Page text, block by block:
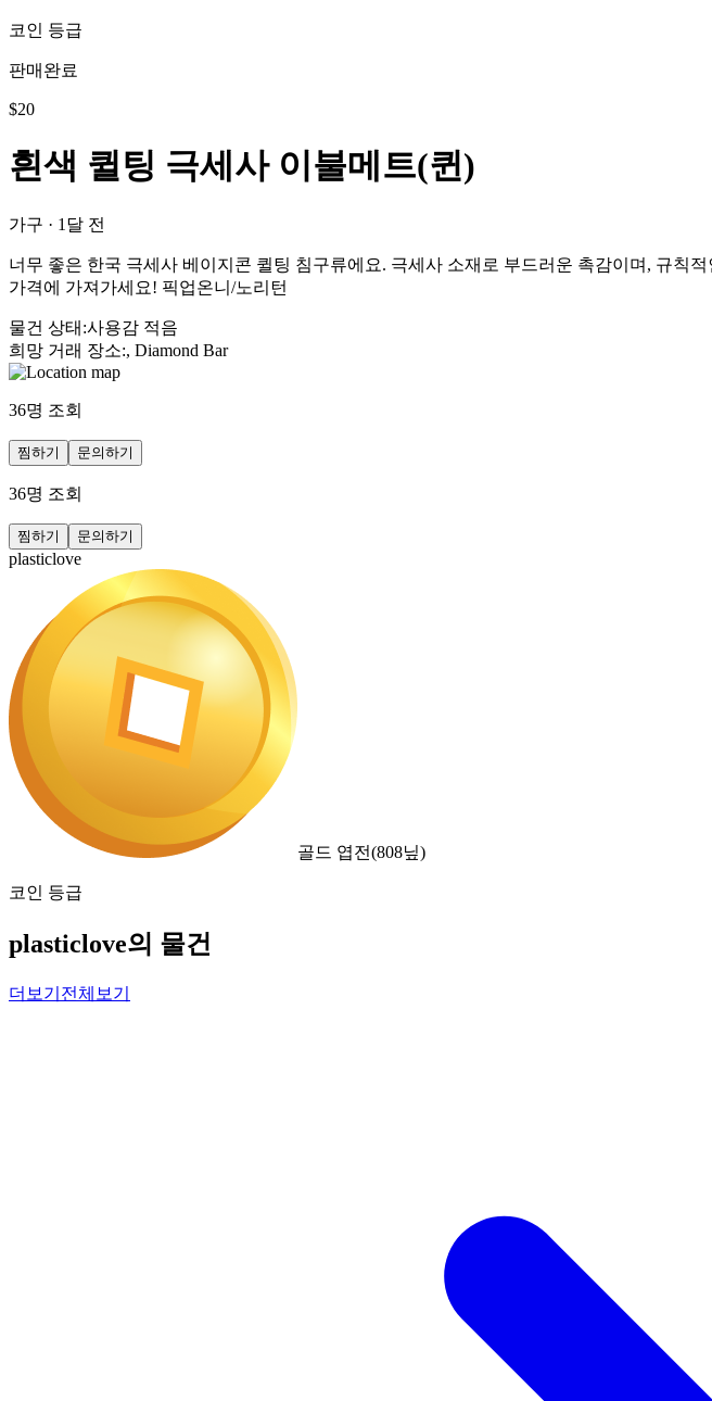
코인 등급
판매완료
$20
흰색 퀼팅 극세사 이불메트(퀸)
가구 · 1달 전
너무 좋은 한국 극세사 베이지콘 퀼팅 침구류에요. 극세사 소재로 부드러운 촉감이며, 규칙
가격에 가져가세요! 픽업온니/노리턴
물건 상태 :사용감 적음
희망 거래 장소:, Diamond Bar
36명 조회
찜하기 문의하기
36명 조회
찜하기 문의하기
plasticlove
골드 엽전(808닢)
코인 등급
plasticlove의 물건
더보기 전체보기